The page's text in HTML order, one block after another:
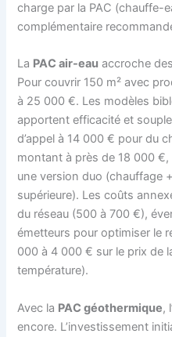
charge par la PAC (chauffe-
complémentaire
La PAC air-eau accroche
Pour couvrir 150 m² avec
à 25 000 €. Les modèles
apportent efficacité et
d’appel à 14 000 € pour du
montant à près de 18 000
une version duo (chauffage
supérieure). Les coûts
du réseau (500 à 700 €),
émetteurs pour optimiser le
000 à 4 000 € sur le prix de
température).
Avec la PAC géothermique,
encore. L’investissement